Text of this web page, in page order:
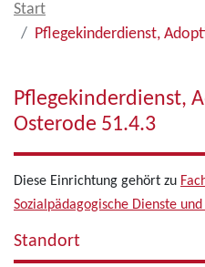
Start
Pflegekinderdienst,
Pflegekinderdienst,
Osterode 51.4.3
Diese Einrichtung gehört zu
Sozialpädagogische Dienste
Standort